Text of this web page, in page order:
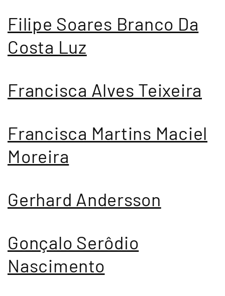
Filipe Soares Branco Da
Costa Luz
Francisca Alves Teixeira
Francisca Martins Maciel
Moreira
Gerhard Andersson
Gonçalo Serôdio
Nascimento